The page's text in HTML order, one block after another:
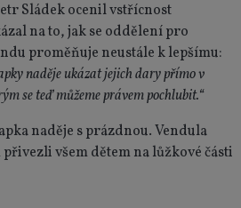
Sládek ocenil vstřícnost
na to, jak se oddělení pro
proměňuje neustále k lepšímu:
naděje ukázat jejich dary přímo v
se teď můžeme právem pochlubit.“
naděje s prázdnou. Vendula
všem dětem na lůžkové části